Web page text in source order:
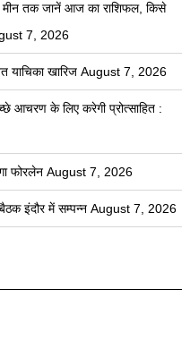
तक जानें आज का राशिफल, किसे
7, 2026
याचिका खारिज August 7, 2026
आचरण के लिए करेगी प्रोत्साहित :
फोरलेन August 7, 2026
इंदौर में सम्पन्न August 7, 2026